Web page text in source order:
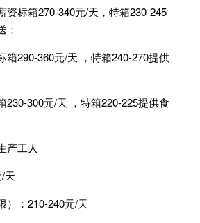
资标箱270-340元/天，特箱230-245
；
箱290-360元/天 ，特箱240-270提供
230-300元/天 ，特箱220-225提供食
产工人
天
）：210-240元/天